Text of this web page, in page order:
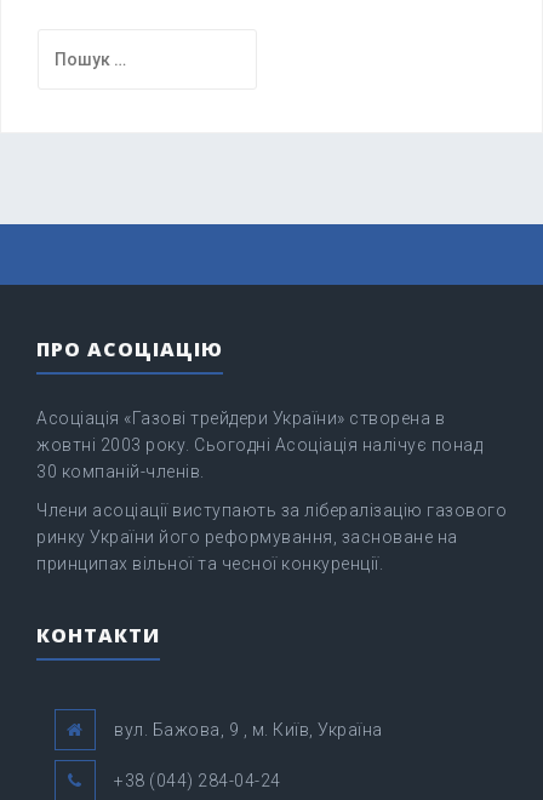
ПРО АСОЦІАЦІЮ
Асоціація «Газові трейдери України» створена в
жовтні 2003 року. Сьогодні Асоціація налічує понад
30 компаній-членів.
Члени асоціації виступають за лібералізацію газового
ринку України його реформування, засноване на
принципах вільної та чесної конкуренції.
КОНТАКТИ
вул. Бажова, 9 , м. Київ, Україна
+38 (044) 284-04-24